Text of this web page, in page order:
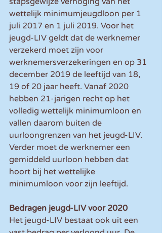
wettelijk minimumjeugdloon per 1
juli 2017 en 1 juli 2019. Voor het
jeugd-LIV geldt dat de werknemer
verzekerd moet zijn voor
werknemersverzekeringen en op 31
december 2019 de leeftijd van 18,
19 of 20 jaar heeft. Vanaf 2020
hebben 21-jarigen recht op het
volledig wettelijk minimumloon en
vallen daarom buiten de
uurloongrenzen van het jeugd-LIV.
Verder moet de werknemer een
gemiddeld uurloon hebben dat
hoort bij het wettelijke
minimumloon voor zijn leeftijd.
Bedragen jeugd-LIV voor 2020
Het jeugd-LIV bestaat ook uit een